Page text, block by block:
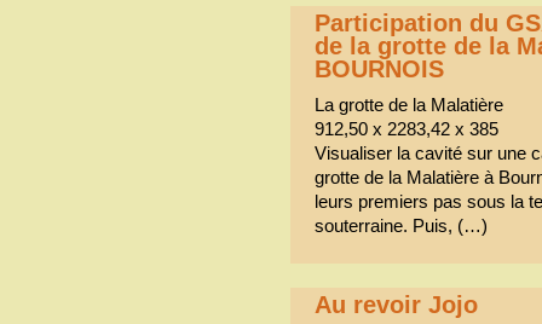
Participation du
de la grotte de la
BOURNOIS
La grotte de la Malatière
912,50 x 2283,42 x 385
Visualiser la cavité sur une
grotte de la Malatière à
leurs premiers pas sous la
souterraine. Puis, (…)
Au revoir Jojo